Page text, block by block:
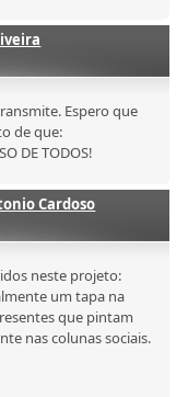
Espero que
de que:
DE TODOS!
Cardoso
neste projeto:
um tapa na
que pintam
nas colunas sociais.